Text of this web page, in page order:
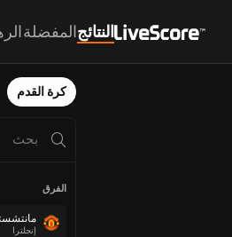
النتائجالمفضلة
كرة القدم
الفرق
إنجلترا